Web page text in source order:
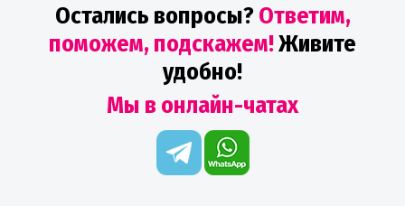
Остались вопросы?Ответим,
поможем, подскажем!Живите
удобно!
Мы в онлайн-чатах